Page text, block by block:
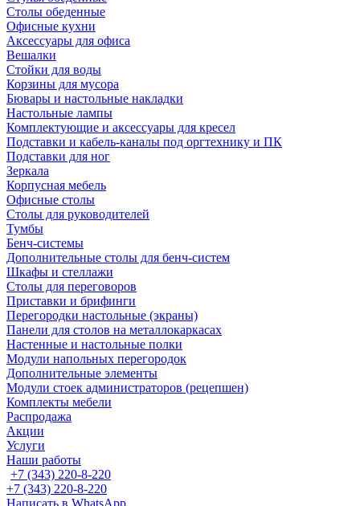
Столы обеденные
Офисные кухни
Аксессуары для офиса
Вешалки
Стойки для воды
Корзины для мусора
Бювары и настольные накладки
Настольные лампы
Комплектующие и аксессуары для кресел
Подставки и кабель-каналы под оргтехнику и ПК
Подставки для ног
Зеркала
Корпусная мебель
Офисные столы
Столы для руководителей
Тумбы
Бенч-системы
Дополнительные столы для бенч-систем
Шкафы и стеллажи
Столы для переговоров
Приставки и брифинги
Перегородки настольные (экраны)
Панели для столов на металлокаркасах
Настенные и настольные полки
Модули напольных перегородок
Дополнительные элементы
Модули стоек администраторов (рецепшен)
Комплекты мебели
Распродажа
Акции
Услуги
Наши работы
+7 (343) 220-8-220
+7 (343) 220-8-220
Написать в WhatsApp